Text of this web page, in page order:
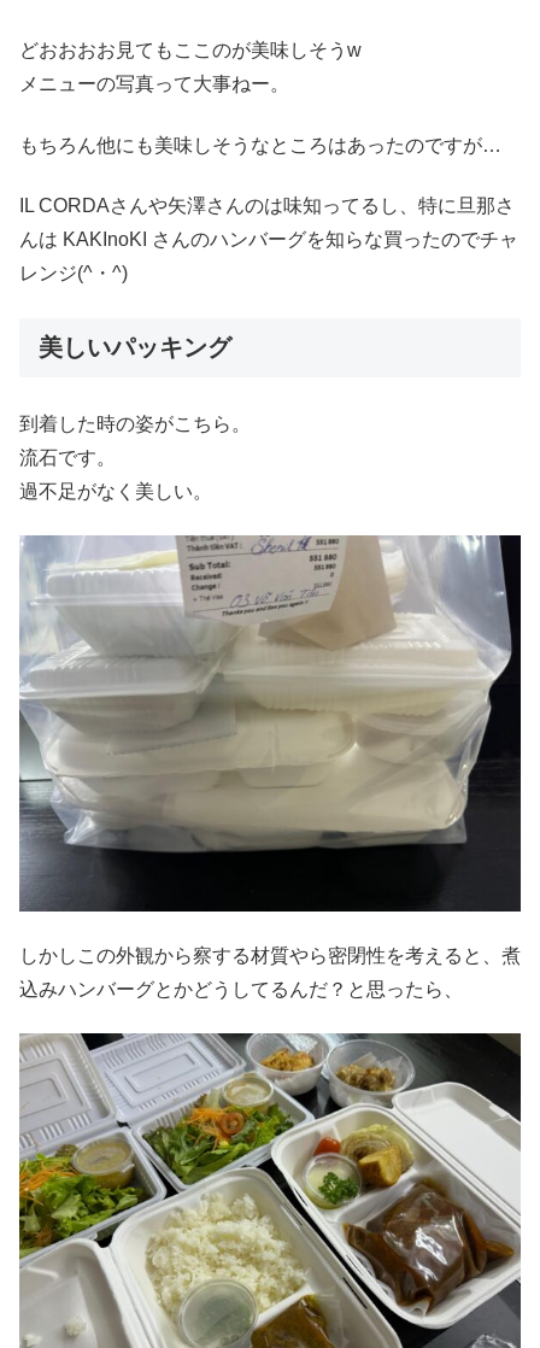
どおおおお見てもここのが美味しそうw
メニューの写真って大事ねー。
もちろん他にも美味しそうなところはあったのですが…
IL CORDAさんや矢澤さんのは味知ってるし、特に旦那さ
んは KAKInoKI さんのハンバーグを知らな買ったのでチャ
レンジ(^・^)
美しいパッキング
到着した時の姿がこちら。
流石です。
過不足がなく美しい。
しかしこの外観から察する材質やら密閉性を考えると、煮
込みハンバーグとかどうしてるんだ？と思ったら、